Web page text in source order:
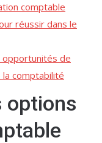
comptable
réussir dans le
de
comptabilité
options